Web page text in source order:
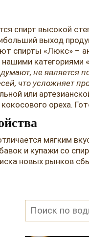
спирт высокой
выход
спирты «Люкс» –
категориями
не является
что усложняет
или
кокосового ореха.
мягким
и купажи со
новых рынков
на семейных
коктейлей.